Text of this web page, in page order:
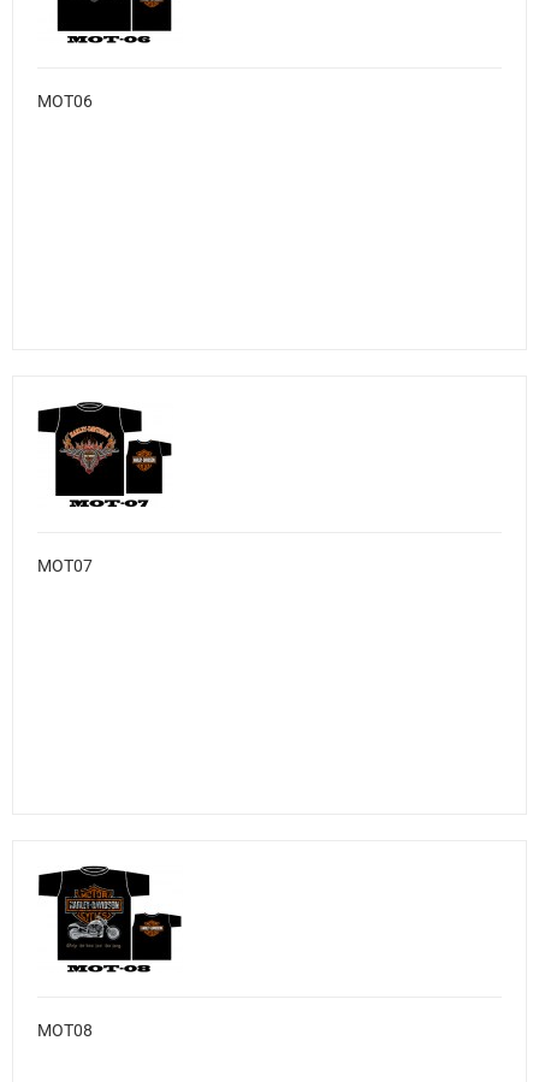
MOT06
MOT07
MOT08